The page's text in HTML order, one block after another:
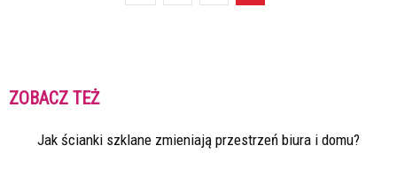
ZOBACZ TEŻ
Jak ścianki szklane zmieniają przestrzeń biura i domu?